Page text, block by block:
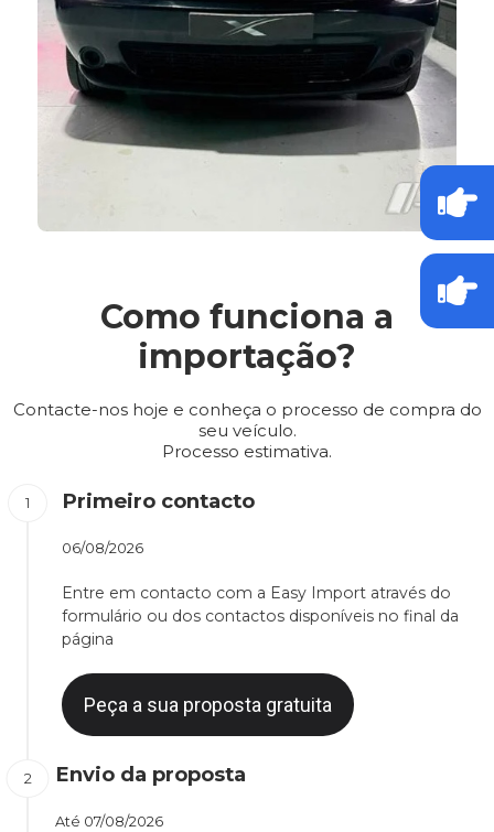
Como funciona a
importação?
Contacte-nos hoje e conheça o processo de compra do
seu veículo.
Processo estimativa.
Primeiro contacto
06/08/2026
Entre em contacto com a Easy Import através do
formulário ou dos contactos disponíveis no final da
página
Peça a sua proposta gratuita
Envio da proposta
Até 07/08/2026